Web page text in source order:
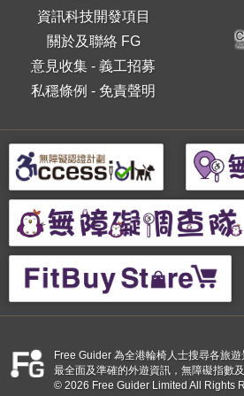
資訊科技開發項目
關於及聯絡 FG
意見收集 -義工招募
私穩條例 - 免責聲明
Free Guider 為全港輪椅人士搜尋各旅
最全面及準確的外遊資訊，無障礙指數及
© 2026 Free Guider Limited All Rights